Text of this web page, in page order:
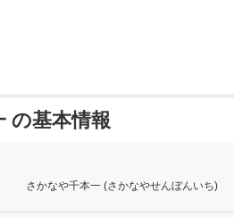
の基本情報
さかなや千本一 (さかなやせんぼんいち)